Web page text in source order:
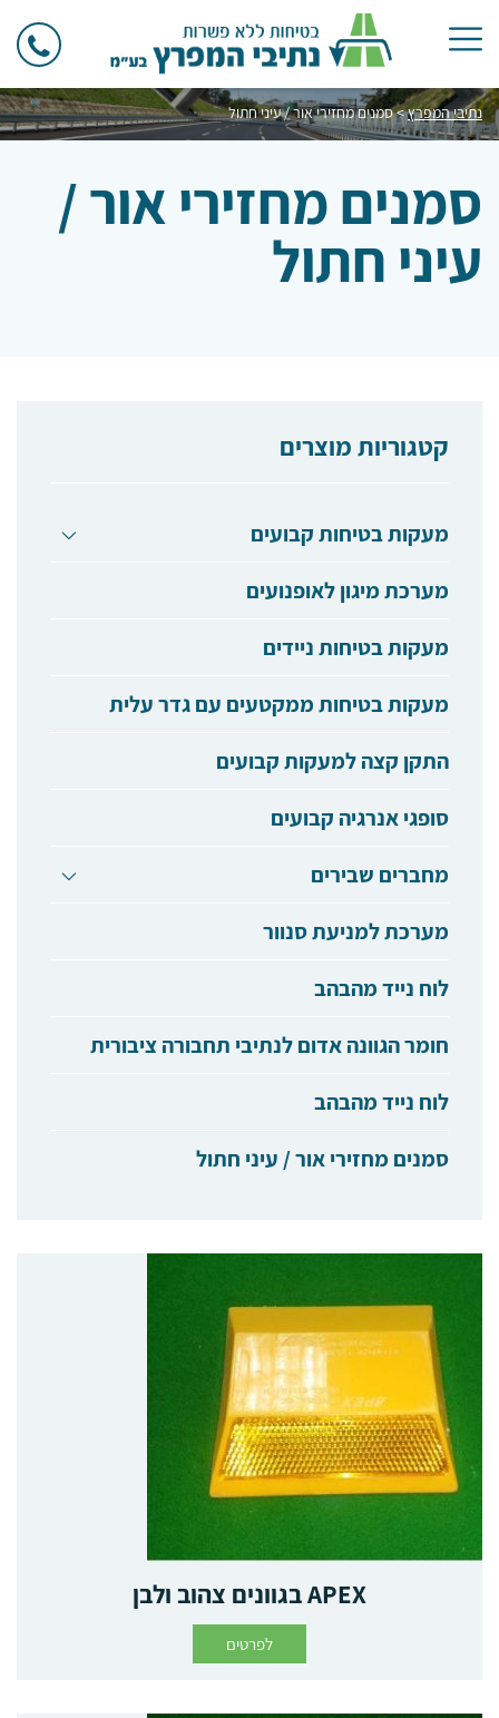
נתיבי המפרץ>סמנים מחזירי אור / עיני חתול
סמנים מחזירי אור /
עיני חתול
קטגוריות מוצרים
מעקות בטיחות קבועים
מערכת מיגון לאופנועים
מעקות בטיחות ניידים
מעקות בטיחות ממקטעים עם גדר עלית
התקן קצה למעקות קבועים
סופגי אנרגיה קבועים
מחברים שבירים
מערכת למניעת סנוור
לוח נייד מהבהב
חומר הגוונה אדום לנתיבי תחבורה ציבורית
לוח נייד מהבהב
סמנים מחזירי אור / עיני חתול
APEX בגוונים צהוב ולבן
לפרטים